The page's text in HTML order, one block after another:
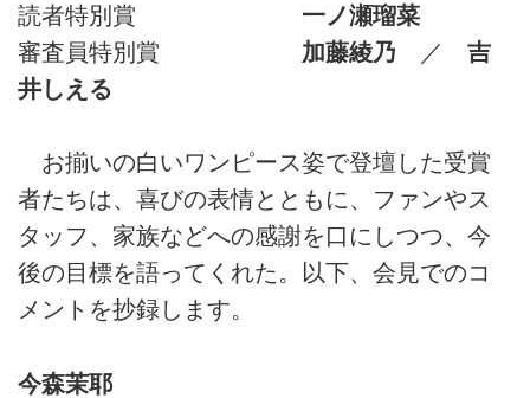
読者特別賞 一ノ瀬瑠菜
審査員特別賞 加藤綾乃 ／ 吉
井しえる
お揃いの白いワンピース姿で登壇した受賞
者たちは、喜びの表情とともに、ファンやス
タッフ、家族などへの感謝を口にしつつ、今
後の目標を語ってくれた。以下、会見でのコ
メントを抄録します。
今森茉耶